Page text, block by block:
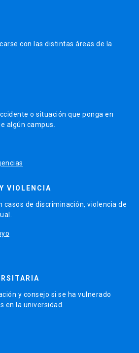
con las distintas áreas de la
o situación que ponga en
algún campus.
VIOLENCIA
casos de discriminación, violencia de
y consejo si se ha vulnerado
en la universidad.